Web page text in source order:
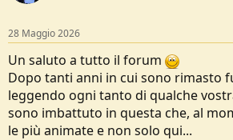
28 Maggio 2026
Un saluto a tutto il forum
Dopo tanti anni in cui sono rimasto
leggendo ogni tanto di qualche
sono imbattuto in questa che, al
le più animate e non solo qui...